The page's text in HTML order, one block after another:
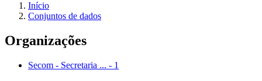
Início
Conjuntos de dados
Organizações
Secom - Secretaria ... - 1